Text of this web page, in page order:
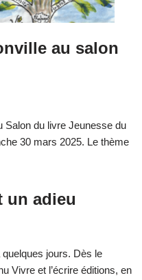
au salon
Salon du livre Jeunesse du
30 mars 2025. Le thème
un adieu
jours. Dès le
Vivre et l’écrire éditions, en